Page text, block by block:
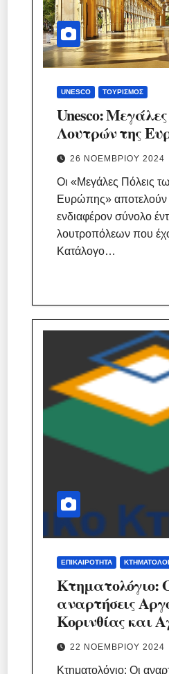
UNESCO ΤΟΥΡΙΣΜΌΣ
Unesco:
Λουτρών της
26 ΝΟΕΜΒΡΊΟΥ 2024
Οι «Μεγάλες Πόλεις
Ευρώπης» αποτελούν
ενδιαφέρον σύνολο
λουτροπόλεων που
Κατάλογο…
ΕΠΙΚΑΙΡΌΤΗΤΑ
Κτηματολόγιο:
αναρτήσεις
Κορινθίας και
22 ΝΟΕΜΒΡΊΟΥ 2024
Κτηματολόγιο: Οι